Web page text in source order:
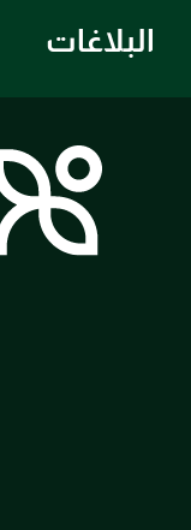
البلاغات